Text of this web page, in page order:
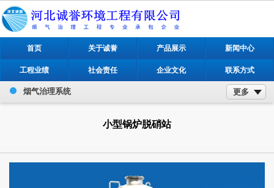
首页 关于诚誉 产品展示 新闻中心
工程业绩 社会责任 企业文化 联系方式
烟气治理系统 更多
小型锅炉脱硝站